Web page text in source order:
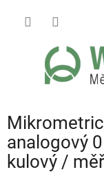
analogový
kulový /